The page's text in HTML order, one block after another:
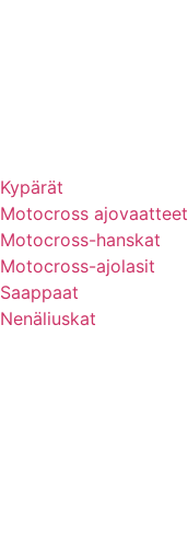
Kypärät
Motocross ajovaatteet
Motocross-hanskat
Motocross-ajolasit
Saappaat
Nenäliuskat